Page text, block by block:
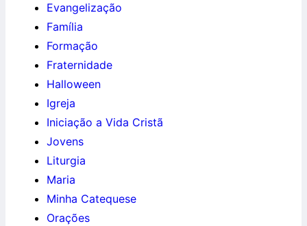
Evangelização
Família
Formação
Fraternidade
Halloween
Igreja
Iniciação a Vida Cristã
Jovens
Liturgia
Maria
Minha Catequese
Orações